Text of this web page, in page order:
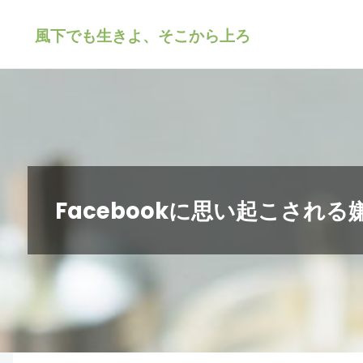
風下でも生きよ、そこから上ろ
Facebookに思い起こされる